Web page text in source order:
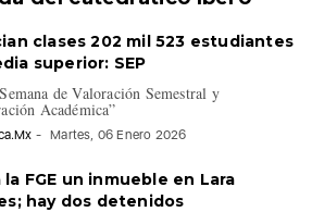
clases 202 mil 523 estudiantes
superior: SEP
de Valoración Semestral y
Académica”
- Martes, 06 Enero 2026
la FGE un inmueble en Lara
hay dos detenidos